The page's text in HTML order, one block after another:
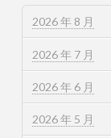
2026 年 8 月
2026 年 7 月
2026 年 6 月
2026 年 5 月